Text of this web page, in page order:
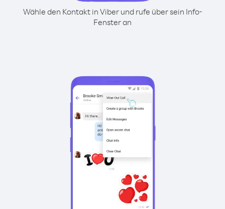
Wähle den Kontakt in Viber und rufe über sein Info-
Fenster an